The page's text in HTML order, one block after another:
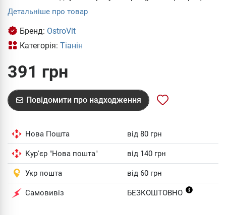
Детальніше про товар
Бренд: OstroVit
Категорія: Тіанін
391 грн
Повідомити про надходження
Нова Пошта від 80 грн
Кур'єр "Нова пошта" від 140 грн
Укр пошта від 60 грн
Самовивіз БЕЗКОШТОВНО